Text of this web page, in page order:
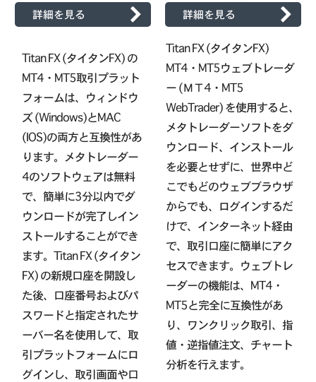
詳細を見る
Titan FX (タイタンFX) の
MT4・MT5取引プラット
フォームは、ウィンドウ
ズ (Windows)とMAC
(IOS)の両方と互換性があ
ります。メタトレーダー
4のソフトウェアは無料
で、簡単に3分以内でダ
ウンロードが完了しイン
ストールすることができ
ます。Titan FX (タイタン
FX) の新規口座を開設し
た後、口座番号およびパ
スワードと指定されたサ
ーバー名を使用して、取
引プラットフォームにロ
グインし、取引画面や口
詳細を見る
Titan FX (タイタンFX)
MT4・MT5ウェブトレーダ
ー (ΜΤ4・MT5
WebTrader) を使用すると、
メタトレーダーソフトをダ
ウンロード、インストール
を必要とせずに、世界中ど
こでもどのウェブブラウザ
からでも、ログインするだ
けで、インターネット経由
で、取引口座に簡単にアク
セスできます。ウェブトレ
ーダーの機能は、MT4・
MT5と完全に互換性があ
り、ワンクリック取引、指
値・逆指値注文、チャート
分析を行えます。